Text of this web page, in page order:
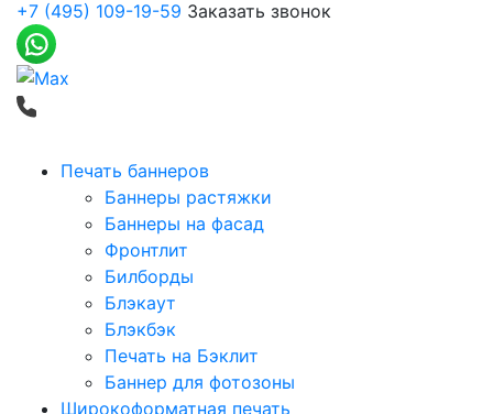
+7 (495) 109-19-59 Заказать звонок
Печать баннеров
Баннеры растяжки
Баннеры на фасад
Фронтлит
Билборды
Блэкаут
Блэкбэк
Печать на Бэклит
Баннер для фотозоны
Широкоформатная печать